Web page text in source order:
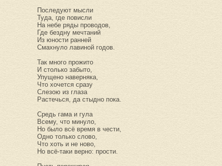
Последуют мысли
Туда, где повисли
На небе ряды проводов,
Где бездну мечтаний
Из юности ранней
Смахнуло лавиной годов.
Так много прожито
И столько забыто,
Упущено наверняка,
Что хочется сразу
Слезою из глаза
Растечься, да стыдно пока.
Средь гама и гула
Всему, что минуло,
Но было всё время в чести,
Одно только слово,
Что хоть и не ново,
Но всё-таки верно: прости.